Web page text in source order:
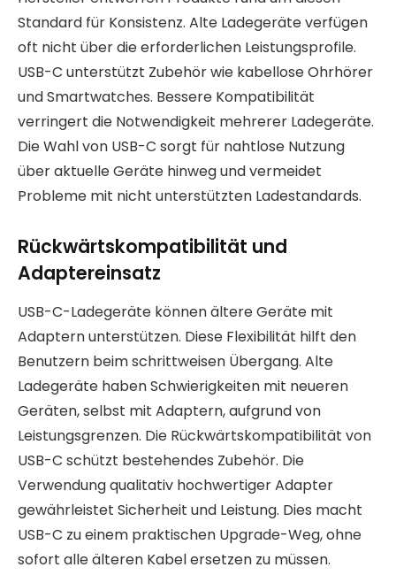
Standard für Konsistenz. Alte Ladegeräte verfügen
oft nicht über die erforderlichen Leistungsprofile.
USB-C unterstützt Zubehör wie kabellose Ohrhörer
und Smartwatches. Bessere Kompatibilität
verringert die Notwendigkeit mehrerer Ladegeräte.
Die Wahl von USB-C sorgt für nahtlose Nutzung
über aktuelle Geräte hinweg und vermeidet
Probleme mit nicht unterstützten Ladestandards.
Rückwärtskompatibilität und
Adaptereinsatz
USB-C-Ladegeräte können ältere Geräte mit
Adaptern unterstützen. Diese Flexibilität hilft den
Benutzern beim schrittweisen Übergang. Alte
Ladegeräte haben Schwierigkeiten mit neueren
Geräten, selbst mit Adaptern, aufgrund von
Leistungsgrenzen. Die Rückwärtskompatibilität von
USB-C schützt bestehendes Zubehör. Die
Verwendung qualitativ hochwertiger Adapter
gewährleistet Sicherheit und Leistung. Dies macht
USB-C zu einem praktischen Upgrade-Weg, ohne
sofort alle älteren Kabel ersetzen zu müssen.